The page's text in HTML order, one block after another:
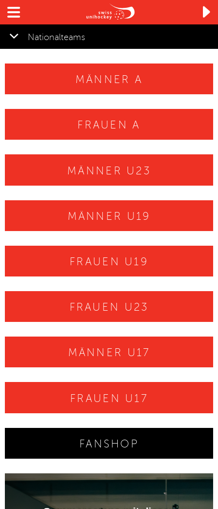

Nationalteams
MÄNNER A
FRAUEN A
MÄNNER U23
MÄNNER U19
FRAUEN U19
FRAUEN U23
MÄNNER U17
FRAUEN U17
FANSHOP